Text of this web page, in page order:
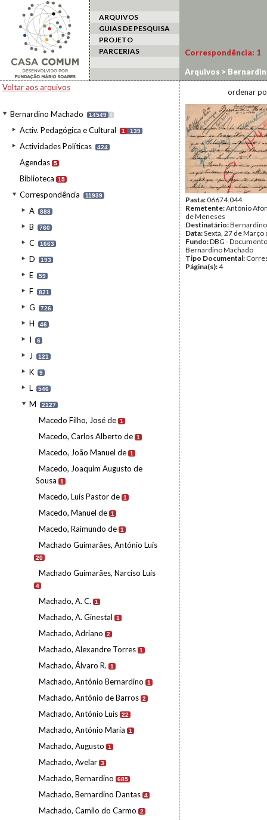
ARQUIVOS
GUIAS DE PESQUISA
PROJETO
PARCERIAS
Voltar aos arquivos
Bernardino Machado 14549 I
Activ. Pedagógica e Cultural 1 139
Actividades Políticas 424
Agendas 5
Biblioteca 15
Correspondência 11939
A 888
B 760
C 1663
D 193
E 59
F 821
G 726
H 46
I 6
J 121
K 9
L 546
M 2127
Macedo Filho, José de 1
Macedo, Carlos Alberto de 1
Macedo, João Manuel de 1
Macedo, Joaquim Augusto de
Sousa
1
Macedo, Luís Pastor de 1
Macedo, Manuel de 1
Macedo, Raimundo de 1
Machado Guimarães, António Luís
20
Machado Guimarães, Narciso Luís
4
Machado, A. C. 1
Machado, A. Ginestal 1
Machado, Adriano 2
Machado, Alexandre Torres 1
Machado, Álvaro R. 1
Machado, António Bernardino 1
Machado, António de Barros 2
Machado, António Luís 22
Machado, António Maria 1
Machado, Augusto 1
Machado, Avelar 3
Machado, Bernardino 685
Machado, Bernardino Dantas 4
Machado, Camilo do Carmo 2
Correspondência: 1
Arquivos >
ordenar
Pasta:06674.044
Remetente:António
de Meneses
Destinatário:
Data:Sexta, 27 de Março
Fundo:DBG -
Bernardino Machado
Tipo Documental:
Página(s):4